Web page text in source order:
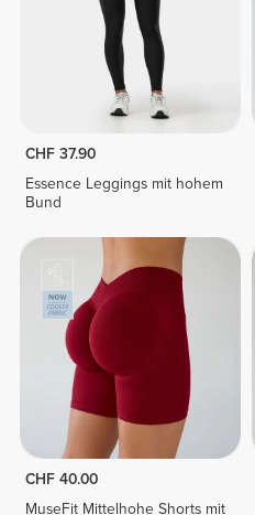
CHF 37.90
Essence Leggings mit hohem
Bund
CHF 40.00
MuseFit Mittelhohe Shorts mit